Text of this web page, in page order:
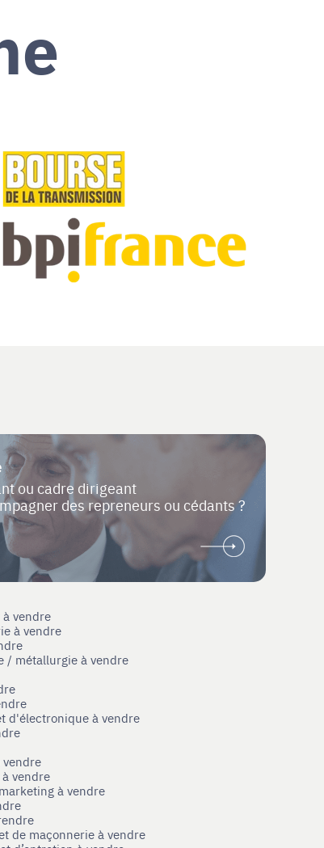
ou cadre dirigeant
des repreneurs ou cédants ?
vendre
à vendre
/ métallurgie à vendre
d'électronique à vendre
vendre
à vendre
de maçonnerie à vendre